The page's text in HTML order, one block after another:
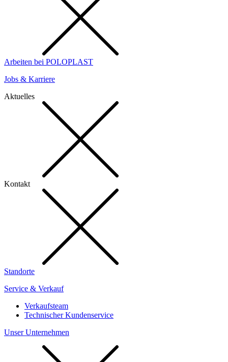
Arbeiten bei POLOPLAST
Jobs & Karriere
Aktuelles
Kontakt
Standorte
Service & Verkauf
Verkaufsteam
Technischer Kundenservice
Unser Unternehmen